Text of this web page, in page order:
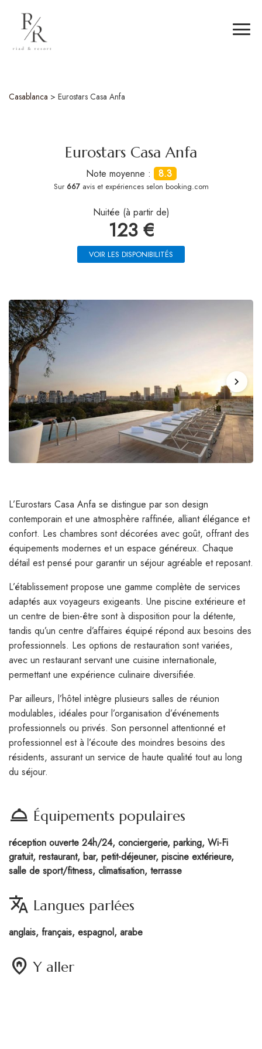
Casablanca > Eurostars Casa Anfa
Eurostars Casa Anfa
Note moyenne : 8.3
Sur 667avis et expériences selon booking.com
Nuitée (à partir de)
123 €
VOIR LES DISPONIBILITÉS
chevron_right
L’Eurostars Casa Anfa se distingue par son design
contemporain et une atmosphère raffinée, alliant élégance et
confort. Les chambres sont décorées avec goût, offrant des
équipements modernes et un espace généreux. Chaque
détail est pensé pour garantir un séjour agréable et reposant.
L’établissement propose une gamme complète de services
adaptés aux voyageurs exigeants. Une piscine extérieure et
un centre de bien-être sont à disposition pour la détente,
tandis qu’un centre d’affaires équipé répond aux besoins des
professionnels. Les options de restauration sont variées,
avec un restaurant servant une cuisine internationale,
permettant une expérience culinaire diversifiée.
Par ailleurs, l’hôtel intègre plusieurs salles de réunion
modulables, idéales pour l’organisation d’événements
professionnels ou privés. Son personnel attentionné et
professionnel est à l’écoute des moindres besoins des
résidents, assurant un service de haute qualité tout au long
du séjour.
room_service Équipements populaires
réception ouverte 24h/24, conciergerie, parking, Wi-Fi
gratuit, restaurant, bar, petit-déjeuner, piscine extérieure,
salle de sport/fitness, climatisation, terrasse
translate Langues parlées
anglais, français, espagnol, arabe
home_pin Y aller